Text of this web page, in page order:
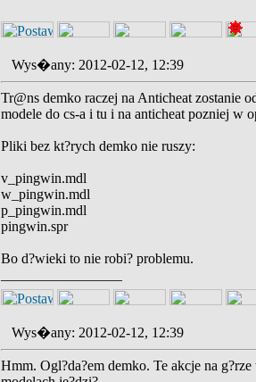
Wys�any: 2012-02-12, 12:39
Tr@ns demko raczej na Anticheat zostanie
modele do cs-a i tu i na anticheat pozniej w
Pliki bez kt?rych demko nie ruszy:
v_pingwin.mdl
w_pingwin.mdl
p_pingwin.mdl
pingwin.spr
Bo d?wieki to nie robi? problemu.
Wys�any: 2012-02-12, 12:39
Hmm. Ogl?da?em demko. Te akcje na